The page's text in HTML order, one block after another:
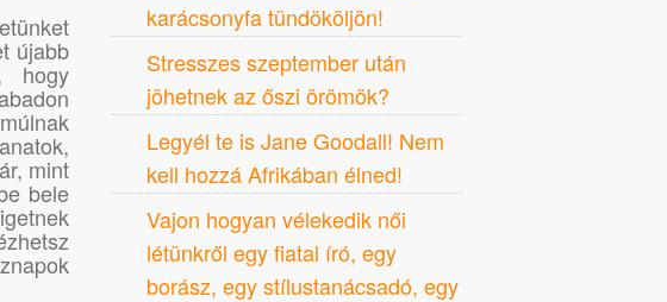
újabb
hogy
mint
bele
karácsonyfa tündököljön!
Stresszes szeptember után
jöhetnek az őszi örömök?
Legyél te is Jane Goodall! Nem
kell hozzá Afrikában élned!
Vajon hogyan vélekedik női
létünkről egy fiatal író, egy
borász, egy stílustanácsadó, egy